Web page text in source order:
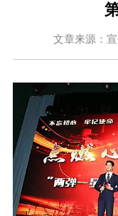
文章来源：